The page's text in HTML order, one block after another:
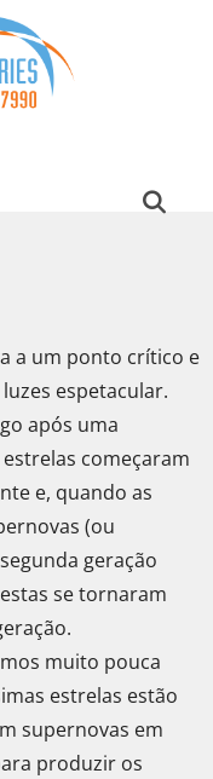
a um ponto crítico e
espetacular.
após uma
começaram
e, quando as
(ou
geração
se tornaram
muito pouca
estrelas estão
supernovas em
produzir os